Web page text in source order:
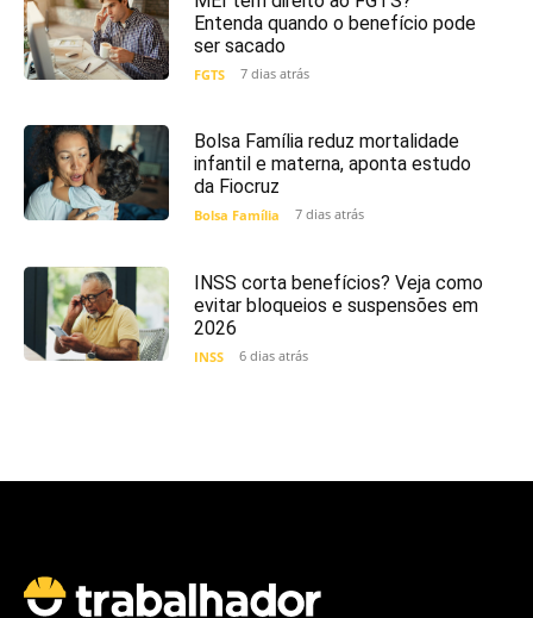
Entenda quando o benefício pode
ser sacado
FGTS 7 dias atrás
Bolsa Família reduz mortalidade
infantil e materna, aponta estudo
da Fiocruz
Bolsa Família 7 dias atrás
INSS corta benefícios? Veja como
evitar bloqueios e suspensões em
2026
INSS 6 dias atrás